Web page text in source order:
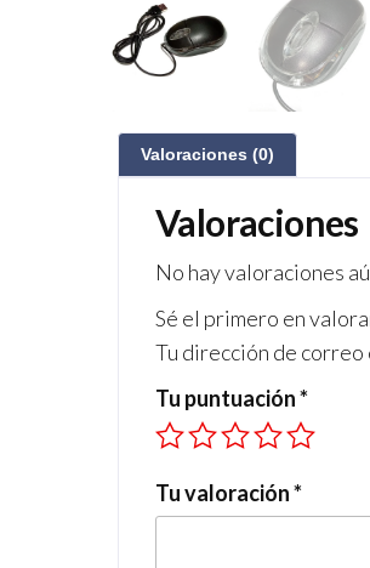
Valoraciones (0)
Valoraciones
No hay valoraciones
Sé el primero en
Tu dirección de
Tu puntuación*
Tu valoración*